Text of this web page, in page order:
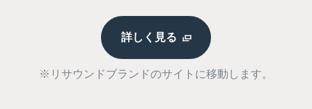
詳しく見る
※リサウンドブランドのサイトに移動します。